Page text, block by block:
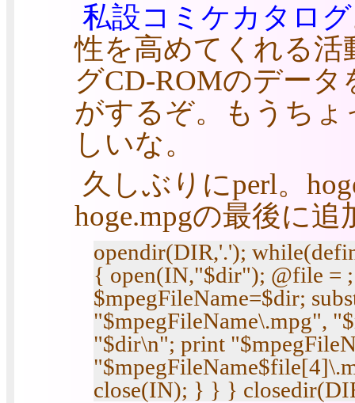
私設コミケカタログ
性を高めてくれる
グCD-ROMのデー
がするぞ。もうち
しいな。
久しぶりにperl。
hoge.mpgの最後に追
opendir(DIR,'.');
{ open(IN,"$dir"); @file =
$mpegFileName=$dir;
"$mpegFileName\.mpg",
"$dir\n"; print
close(IN); } } }